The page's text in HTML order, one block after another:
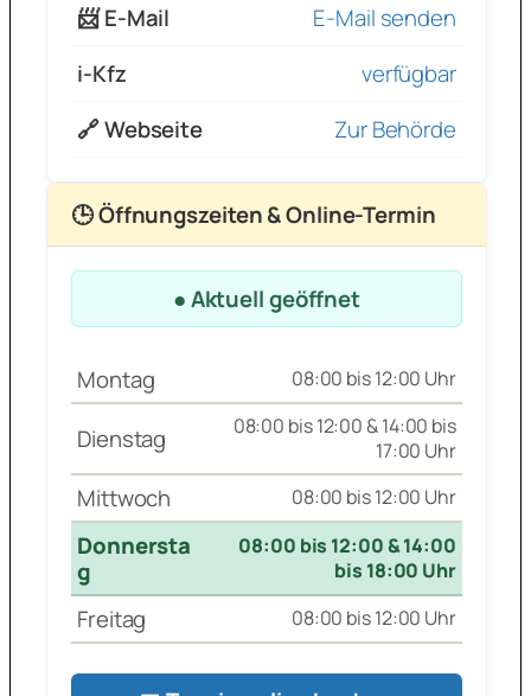
📨 E-Mail
E-Mail senden
i-Kfz
verfügbar
🔗 Webseite
Zur Behörde
🕒 Öffnungszeiten & Online-Termin
● Aktuell geöffnet
Montag 08:00 bis 12:00 Uhr
Dienstag
08:00 bis 12:00 & 14:00 bis
17:00 Uhr
Mittwoch 08:00 bis 12:00 Uhr
Donnersta
g
08:00 bis 12:00 & 14:00
bis 18:00 Uhr
Freitag 08:00 bis 12:00 Uhr